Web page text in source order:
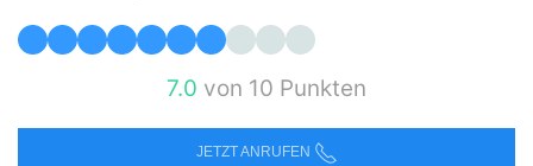
7.0 von 10 Punkten
JETZT ANRUFEN